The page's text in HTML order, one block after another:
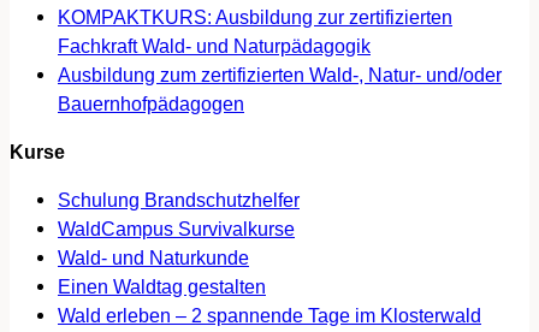
KOMPAKTKURS: Ausbildung zur zertifizierten
Fachkraft Wald- und Naturpädagogik
Ausbildung zum zertifizierten Wald-, Natur- und/oder
Bauernhofpädagogen
Kurse
Schulung Brandschutzhelfer
WaldCampus Survivalkurse
Wald- und Naturkunde
Einen Waldtag gestalten
Wald erleben – 2 spannende Tage im Klosterwald